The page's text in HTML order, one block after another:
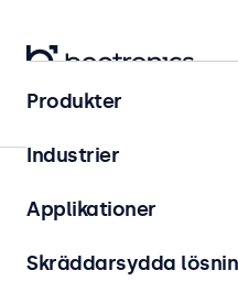
Bildskärmar
17 tums bildskärmar
17 tums bildskärmar
kommersiell användning.
Produkter
Industrier
Applikationer
Skräddarsydda